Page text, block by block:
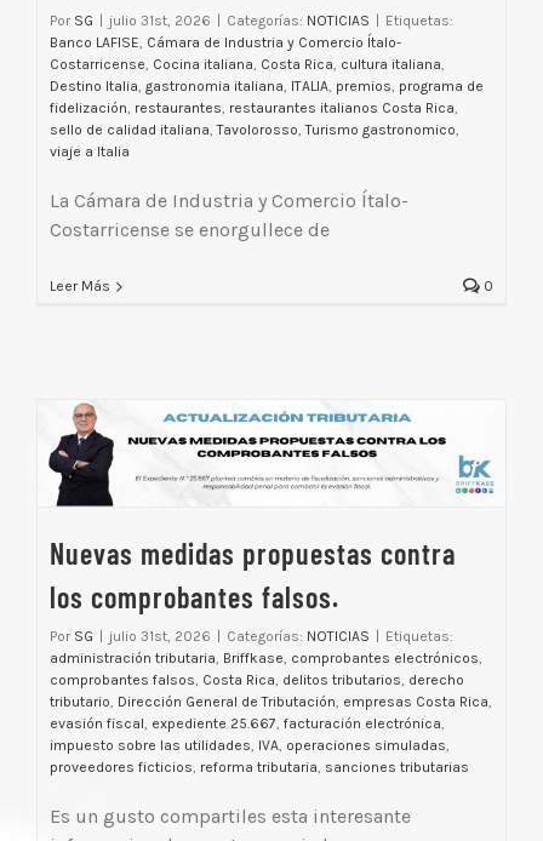
Por SG | julio 31st, 2026 | Categorías: NOTICIAS | Etiquetas:
Banco LAFISE Cámara de Industria y Comercio Ítalo-
Costarricense Cocina italiana Costa Rica cultura italiana
Destino Italia gastronomia italiana ITALIA premios programa de
fidelización restaurantes restaurantes italianos Costa Rica
sello de calidad italiana ,Tavolorosso ,Turismo gastronomico
viaje a Italia
La Cámara de Industria y Comercio Ítalo-
Costarricense se enorgullece de
Leer Más 0
Nuevas medidas propuestas contra
los comprobantes falsos.
Por SG julio 31st, 2026 Categorías: NOTICIAS
Etiquetas:
administración tributaria, Briffkase, comprobantes electrónicos,
comprobantes falsos, Costa Rica, delitos tributarios, derecho
tributario, Dirección General de Tributación, empresas Costa Rica,
evasión fiscal, expediente 25.667, facturación electrónica,
impuesto sobre las utilidades, IVA, operaciones simuladas,
proveedores ficticios, reforma tributaria, sanciones tributarias
Es un gusto compartiles esta interesante